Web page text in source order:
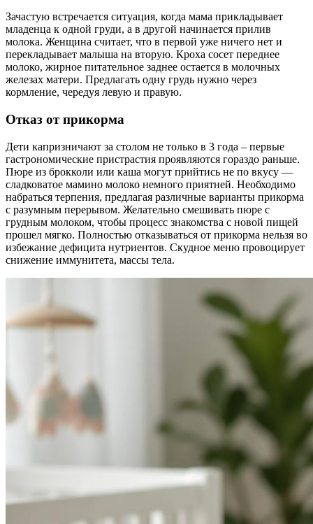
Зачастую встречается ситуация, когда мама прикладывает
младенца к одной груди, а в другой начинается прилив
молока. Женщина считает, что в первой уже ничего нет и
перекладывает малыша на вторую. Кроха сосет переднее
молоко, жирное питательное заднее остается в молочных
железах матери. Предлагать одну грудь нужно через
кормление, чередуя левую и правую.
Отказ от прикорма
Дети капризничают за столом не только в 3 года – первые
гастрономические пристрастия проявляются гораздо раньше.
Пюре из брокколи или каша могут прийтись не по вкусу —
сладковатое мамино молоко немного приятней. Необходимо
набраться терпения, предлагая различные варианты прикорма
с разумным перерывом. Желательно смешивать пюре с
грудным молоком, чтобы процесс знакомства с новой пищей
прошел мягко. Полностью отказываться от прикорма нельзя во
избежание дефицита нутриентов. Скудное меню провоцирует
снижение иммунитета, массы тела.